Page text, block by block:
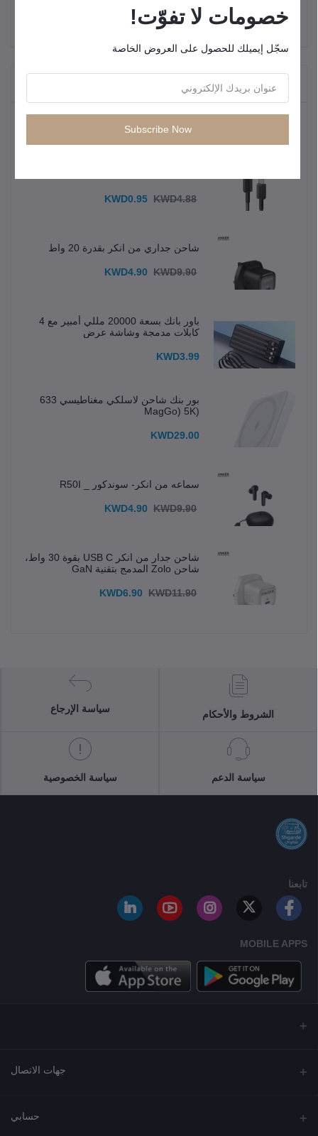
"المنتجات التي يتم شراؤها بشكل متكرر"
KWD0.95 KWD4.88
شاحن جداري من انكر بقدرة 20 واط
KWD4.90 KWD9.90
باور بانك بسعة 20000 مللي أمبير مع 4
كابلات مدمجة وشاشة عرض
KWD3.99
بور بنك شاحن لاسلكي مغناطيسي 633
(MagGo) 5K
KWD29.00
سماعه من انكر- سوندكور _ R50I
KWD4.90 KWD9.90
شاحن جدار من انكر USB C بقوة 30 واط،
شاحن Zolo المدمج بتقنية GaN
KWD6.90 KWD11.90
الشروط والأحكام
سياسة الإرجاع
سياسة الدعم سياسة الخصوصية
تابعنا
MOBILE APPS
جهات الاتصال
حسابي
خصومات لا تفوّت!
سجّل إيميلك للحصول على العروض الخاصة
Subscribe Now